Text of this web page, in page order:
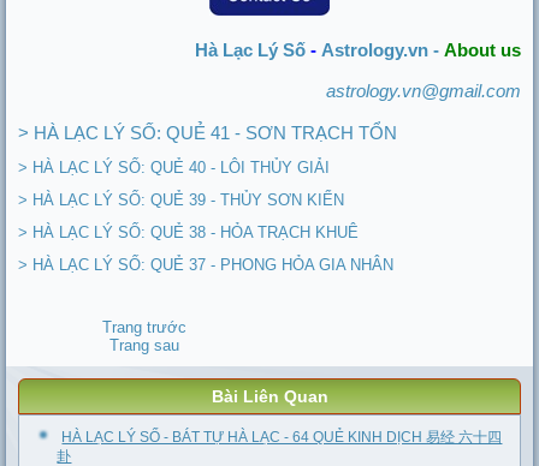
Hà Lạc Lý Số- Astrology.vn - About us
astrology.vn@gmail.com
> HÀ LẠC LÝ SỐ: QUẺ 41 - SƠN TRẠCH TỔN
> HÀ LẠC LÝ SỐ: QUẺ 40 - LÔI THỦY GIẢI
> HÀ LẠC LÝ SỐ: QUẺ 39 - THỦY SƠN KIỂN
> HÀ LẠC LÝ SỐ: QUẺ 38 - HỎA TRẠCH KHUÊ
> HÀ LẠC LÝ SỐ: QUẺ 37 - PHONG HỎA GIA NHÂN
Trang trước
Trang sau
Bài Liên Quan
HÀ LẠC LÝ SỐ - BÁT TỰ HÀ LẠC - 64 QUẺ KINH DỊCH 易经 六十四
卦